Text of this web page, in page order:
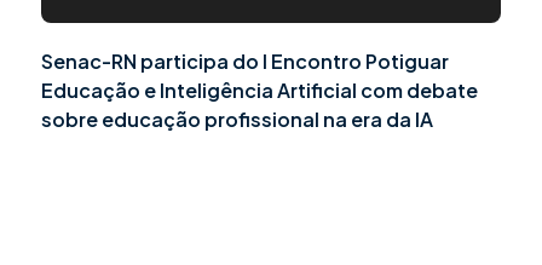
Senac-RN participa do I Encontro Potiguar
Educação e Inteligência Artificial com debate
sobre educação profissional na era da IA